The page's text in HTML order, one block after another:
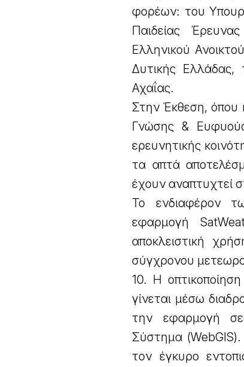
φορέων: του
Παιδείας
Ελληνικού
Δυτικής Ελλάδας,
Αχαΐας.
Στην Έκθεση, όπου
Γνώσης &
ερευνητικής
τα απτά
έχουν αναπτυχτεί
Το ενδιαφέρον
εφαρμογή
αποκλειστική
σύγχρονου
10. Η
γίνεται μέσω
την εφαρμογή σε
Σύστημα (WebGIS).
τον έγκυρο